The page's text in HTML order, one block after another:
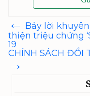
Điều
hướng
bài
viết
← Bảy lời
thiện triệu chứng
19
CHÍNH SÁCH ĐỔI
→